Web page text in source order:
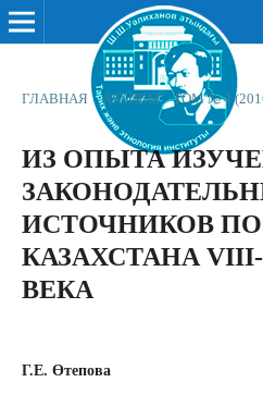
ГЛАВНАЯ / АРХИВЫ / ТОМ № 4
ИЗ ОПЫТА
ИСТОЧНИКОВ
КАЗАХСТАНА
ВЕКА
Г.Е. Өтепова